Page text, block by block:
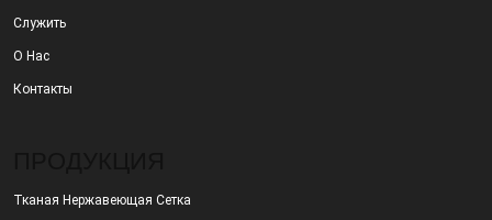
Служить
О Нас
Контакты
Тканая Нержавеющая Сетка